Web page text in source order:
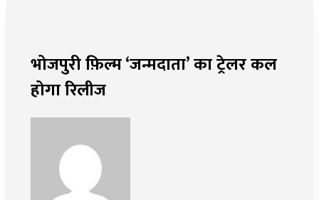
भोजपुरी फ़िल्म ‘जन्मदाता’ का ट्रेलर कल
होगा रिलीज